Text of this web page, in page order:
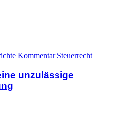
Kommentar Steuerrecht
unzulässige